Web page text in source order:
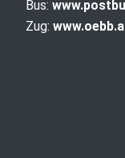
Bus:
Zug: